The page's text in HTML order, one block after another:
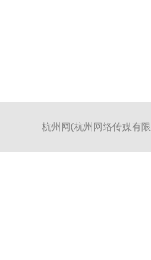
杭州网(杭州网络传媒有